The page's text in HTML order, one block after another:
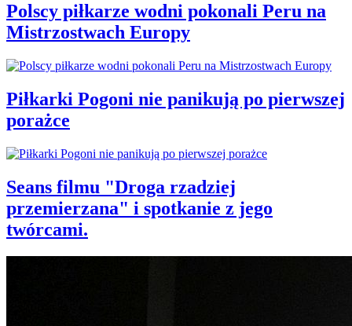
Polscy piłkarze wodni pokonali Peru na
Mistrzostwach Europy
Piłkarki Pogoni nie panikują po pierwszej
porażce
Seans filmu "Droga rzadziej
przemierzana" i spotkanie z jego
twórcami.